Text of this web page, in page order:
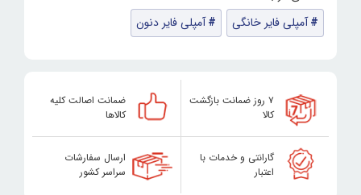
آمپلی فایر خانگی آمپلی فایر دنون
۷ روز ضمانت بازگشت
کالا
ضمانت اصالت کلیه
کالاها
گارانتی و خدمات با
اعتبار
ارسال سفارشات
سراسر کشور